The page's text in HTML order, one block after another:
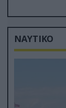
ΝΑΥΤΙΚΟ